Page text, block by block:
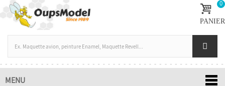
0
PANIER
MENU